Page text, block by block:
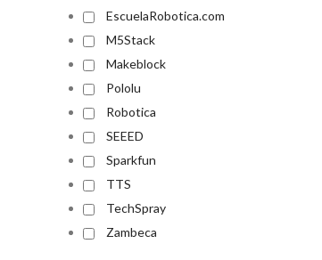
EscuelaRobotica.com
M5Stack
Makeblock
Pololu
Robotica
SEEED
Sparkfun
TTS
TechSpray
Zambeca